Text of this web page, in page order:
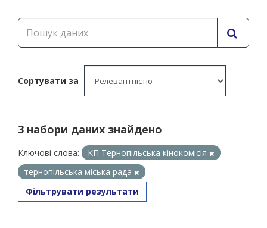
Сортувати за
3 набори даних знайдено
Ключові слова:
КП Тернопільська кінокомісія
тернопільська міська рада
Фільтрувати результати